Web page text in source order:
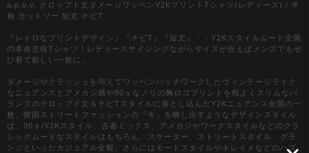
a.p.o.v. クロップド丈ダメージワッペンY2KプリントTシャツ(レディース) / 半
袖 カットソー 短丈 チビT
『レトロなプリントデザイン』『チビT』『短丈』・・Y2Kスタイルムード全開
の本命主役Tシャツ！レディースサイジングながらサイズが合えばメンズでもぜ
ひ着て欲しい一枚に。
ダメージやクラッシュを与えてワッペンパッチワークしたヴィンテージライク
なニュアンスとアメカジ感や90ｓなノリの胸ロゴプリントを程よくスリムなバ
ランスのクロップド丈＆チビTスタイルに落とし込んだY2Kニュアンス全開の一
枚。韓国ストリートファッションの『今』を映し出すようなデザインスタイル
は、90ｓ/Y2Kスタイル、古着ミックス、アメカジやワークスタイルなどのクラ
シックムードなスタイルはもちろん、スケーター、ストリートスタイル、グラ
ンジといったカジュアル全般、さらにはモードスタイルやキレイメなどのハズ